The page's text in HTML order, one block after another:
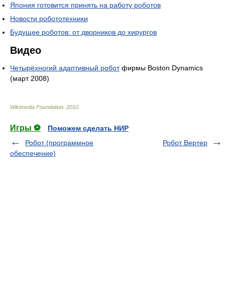
Япония готовится принять на работу роботов
Новости робототехники
Будущее роботов: от дворников до хирургов
Видео
Четырёхногий адаптивный роботфирмы Boston Dynamics
(март 2008)
Wikimedia Foundation 2010
Игры ⚽
Поможем сделать НИР
Робот (программное
обеспечение)
Робот Вертер